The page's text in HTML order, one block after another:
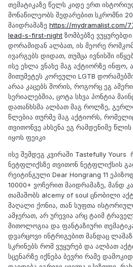
თემატიკაზე წელს კიდე ერთ
მონაწილეობს შედარებით სკრომნი
მაიდრამაზე https://mydramalist.com/
lead-s-first-night ზომბებზე
დორამიდან ალბათ, ის მეორე
ივარგებს დიდათ, თუმცა ივნისში
ისე ეხლა ვნახე მაგ აქტიორზე ინფო,
მითუმეტეს კორეული LGTB
არაა კაცებს შორის, როგორც ეგ
სერიალებშია, ცოტა სხვა პონტია
დათანხსმა ალბათ მაგ როლზე,
წლებია თურმე მაგ აქტიორს,
თვითონვე ახსენა ეგ რამდენიმე
იყოს ფეიკი
ისე შემდეგ კვირაში Tastefully Yours
ნეტფლიქსზე თვითონ ნეტფლიქსის
რეიტინგული Dear Hongrang 11
10000+ ვოჩერით მაიდრამაზე, მანდ
თამაშობს alcemy of soul ცნობილი
მაღალი ქონია, თან სუფთა
ამჯერათ, არ ურევია არც ტაიმ
მითოლოგია და ფანტაზიური
დვარცოვი ინტრიგებით მანდაც
სკრინებს რომ ვუყურებ და ალბათ
სცენარზე იქნება ბევრი რამე